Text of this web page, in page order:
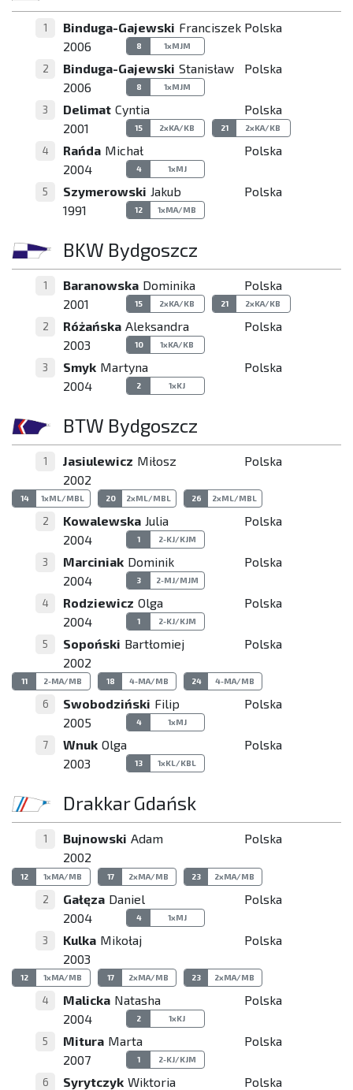
1 Binduga-Gajewski Franciszek Polska
2006
8 1xMJM
2 Binduga-Gajewski Stanisław
Polska
2006
8 1xMJM
3 Delimat Cyntia
Polska
2001
15 2xKA/KB 21 2xKA/KB
4 Rańda Michał
Polska
2004
4 1xMJ
5 Szymerowski Jakub
Polska
1991
12 1xMA/MB
BKW Bydgoszcz
1 Baranowska Dominika
Polska
2001
15 2xKA/KB 21 2xKA/KB
2 Różańska Aleksandra
Polska
2003
10 1xKA/KB
3 Smyk Martyna
Polska
2004
2 1xKJ
BTW Bydgoszcz
1 Jasiulewicz Miłosz
Polska
2002
14 1xML/MBL 20 2xML/MBL 26 2xML/MBL
2 Kowalewska Julia
Polska
2004
1 2-KJ/KJM
3 Marciniak Dominik
Polska
2004
3 2-MJ/MJM
4 Rodziewicz Olga
Polska
2004
1 2-KJ/KJM
5 Sopoński Bartłomiej
Polska
2002
11 2-MA/MB 18 4-MA/MB 24 4-MA/MB
6 Swobodziński Filip
Polska
2005
4 1xMJ
7 Wnuk Olga
Polska
2003
13 1xKL/KBL
Drakkar Gdańsk
1 Bujnowski Adam
Polska
2002
12 1xMA/MB 17 2xMA/MB 23 2xMA/MB
2 Gałęza Daniel
Polska
2004
4 1xMJ
3 Kulka Mikołaj
Polska
2003
12 1xMA/MB 17 2xMA/MB 23 2xMA/MB
4 Malicka Natasha
Polska
2004
2 1xKJ
5 Mitura Marta
Polska
2007
1 2-KJ/KJM
6 Syrytczyk Wiktoria
Polska